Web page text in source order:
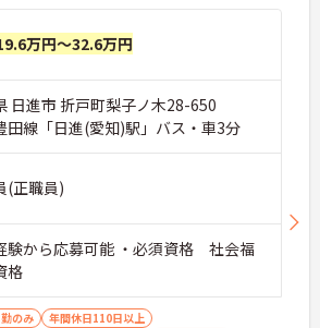
万円～32.6万円
日進市 折戸町梨子ノ木28-650
田線「日進(愛知)駅」バス・車3分
(正職員)
験から応募可能 ・必須資格 社会福
格
のみ
年間休日110日以上